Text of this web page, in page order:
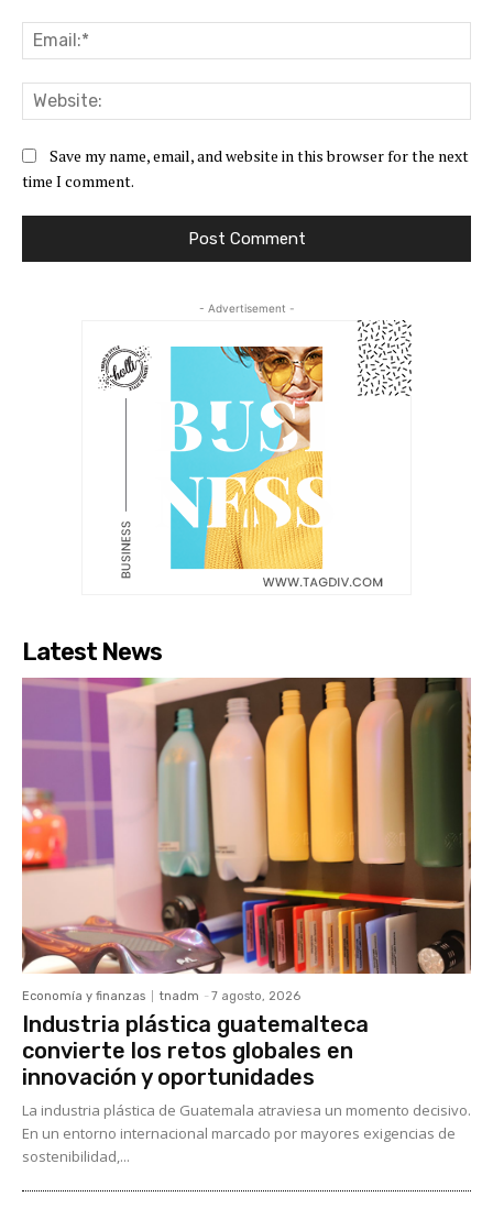
Save my name, email, and website in this browser for the next
time I comment.
- Advertisement -
Latest News
Economía y finanzas tnadm - 7 agosto, 2026
Industria plástica guatemalteca
convierte los retos globales en
innovación y oportunidades
La industria plástica de Guatemala atraviesa un momento decisivo.
En un entorno internacional marcado por mayores exigencias de
sostenibilidad,...